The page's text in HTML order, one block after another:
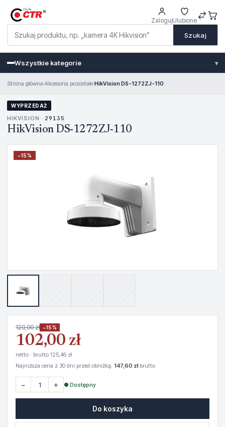
Szukaj
ZalogujUlubione
Wszystkie kategorie ▾
Strona główna›Akcesoria pozostałe›HikVision DS-1272ZJ-110
WYPRZEDAŻ
HIKVISION · 29135
HikVision DS-1272ZJ-110
−15%
120,00 zł −15%
102,00 zł
netto · brutto 125,46 zł
Najniższa cena z 30 dni przed obniżką: 147,60 złbrutto
− + ● Dostępny
Do koszyka